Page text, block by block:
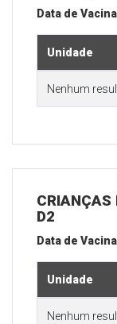
Data de
Unidade
Nenhum
D2
Data de
Unidade
Nenhum